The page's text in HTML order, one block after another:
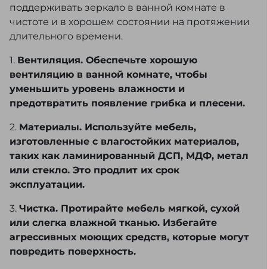
поддерживать зеркало в ванной комнате в
чистоте и в хорошем состоянии на протяжении
длительного времени.
1. Вентиляция. Обеспечьте хорошую
вентиляцию в ванной комнате, чтобы
уменьшить уровень влажности и
предотвратить появление грибка и плесени.
2. Материалы. Используйте мебель,
изготовленные с влагостойких материалов,
таких как ламинированный ДСП, МДФ, метал
или стекло. Это продлит их срок
эксплуатации.
3. Чистка. Протирайте мебель мягкой, сухой
или слегка влажной тканью. Избегайте
агрессивных моющих средств, которые могут
повредить поверхность.